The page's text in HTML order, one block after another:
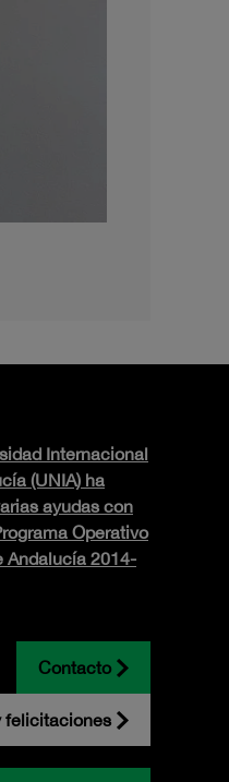
Internacional
(UNIA) ha
ayudas con
Operativo
Andalucía 2014-
Contacto
felicitaciones